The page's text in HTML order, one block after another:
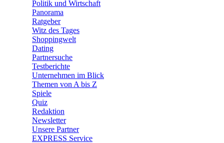
Politik und Wirtschaft
Panorama
Ratgeber
Witz des Tages
Shoppingwelt
Dating
Partnersuche
Testberichte
Unternehmen im Blick
Themen von A bis Z
Spiele
Quiz
Redaktion
Newsletter
Unsere Partner
EXPRESS Service